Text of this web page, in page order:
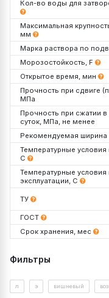
Кол-во воды для
Максимальная
мм
Марка раствора по
Морозостойкость, F
Открытое время, мин
Прочность при сдвиге
МПа
Прочность при сжатии в
суток, МПа, не менее
Рекомендуемая
Температурные условия
С
Температурные условия
эксплуатации, С
ТУ
ГОСТ
Срок хранения, мес
https://
Расход на 1 мм шва
Фильтры
л э вишневый